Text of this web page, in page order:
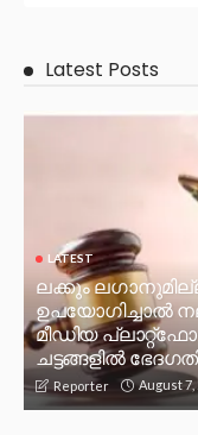
Latest Posts
LATEST
ലക്കും
ഉപയോഗിച്ചാല്‍
മീഡിയ
ചട്ടങ്ങളില്‍
Reporter August 7,